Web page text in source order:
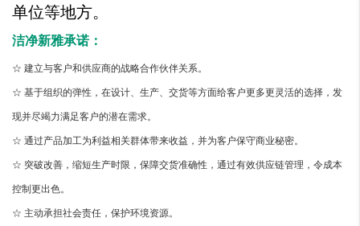
单位等地方。
洁净新雅承诺：
☆ 建立与客户和供应商的战略合作伙伴关系。
☆ 基于组织的弹性，在设计、生产、交货等方面给客户更多更灵活的选择，发
现并尽竭力满足客户的潜在需求。
☆ 通过产品加工为利益相关群体带来收益，并为客户保守商业秘密。
☆ 突破改善，缩短生产时限，保障交货准确性，通过有效供应链管理，令成本
控制更出色。
☆ 主动承担社会责任，保护环境资源。